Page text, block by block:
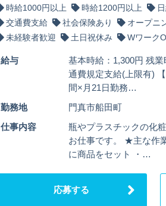
時給1000円以上 時給1200円以上
交通費支給
社会保険あり オープニ
未経験者歓迎
土日祝休み Wワーク
給与
基本時給：1,300円 残
通費規定支給(上限有)
間×月21日勤務…
勤務地 門真市船田町
仕事内容
瓶やプラスチックの化
お仕事です。 ★主な作
に商品をセット ・…
応募する